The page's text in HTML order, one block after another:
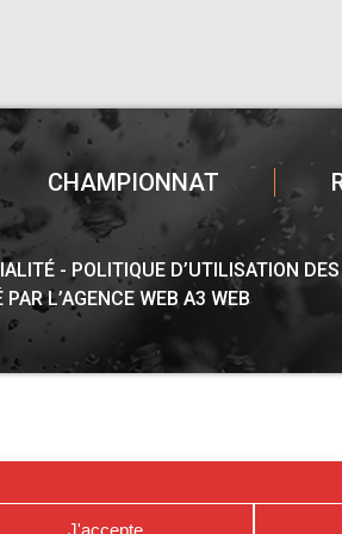
J'accepte
CHAMPIONNAT
POLITIQUE D’UTILISATION
PAR L’AGENCE WEB A3 WEB